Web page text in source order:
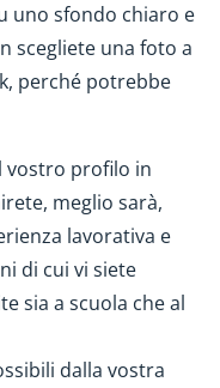
uno sfondo chiaro e
scegliete una foto a
perché potrebbe
vostro profilo in
meglio sarà,
lavorativa e
di cui vi siete
sia a scuola che al
dalla vostra